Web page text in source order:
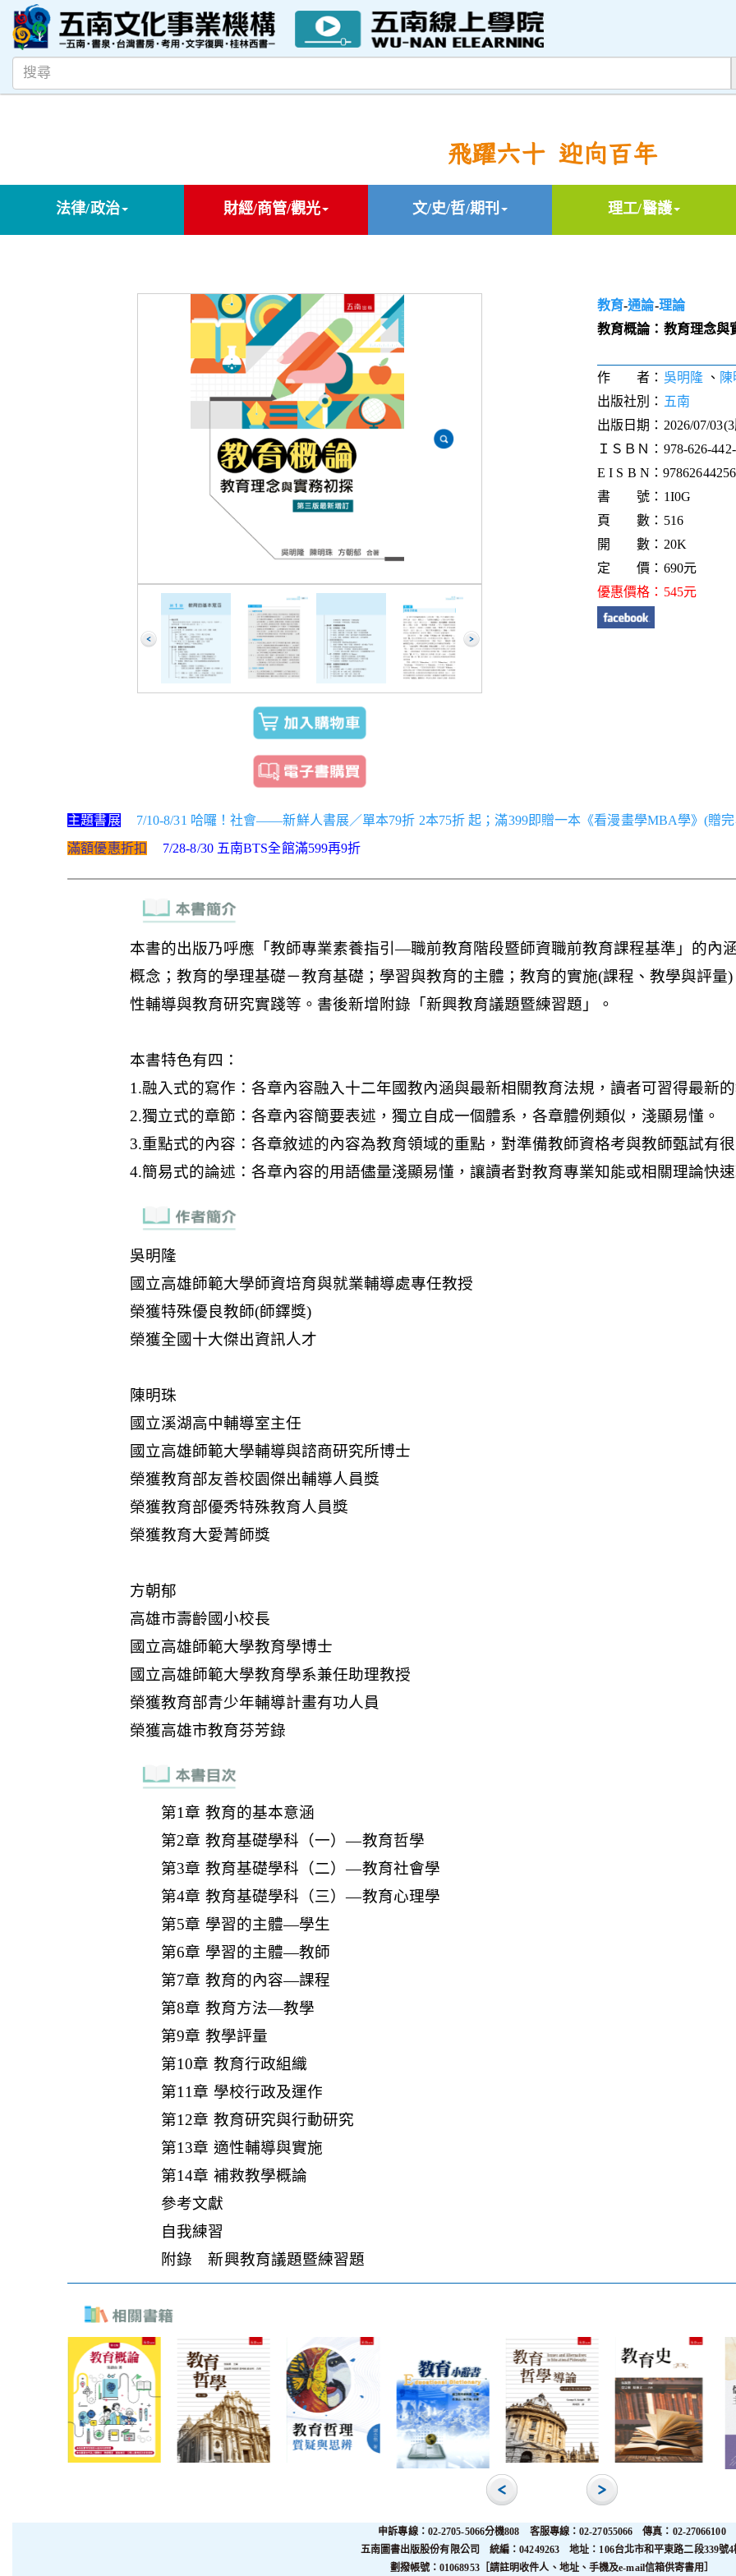
飛躍六十 迎向百年
法律/政治 財經/商管/觀光 文/史/哲/期刊 理工/醫護
教育-通論-理論
教育概論：教育理念與
作 者： 吳明隆、
出版社別： 五南
出版日期：2026/07/
ＩＳＢＮ：978-626-
E I S B N：
書 號：1I0G
頁 數：516
開 數：20K
定 價：690元
優惠價格：545元
主題書展
7/10-8/31 哈囉！社會——新鮮人書展／單本79折 2本75折 起；滿399即贈一本《看漫畫學MBA學》(贈
滿額優惠折扣
7/28-8/30 五南BTS全館滿599再9折
第1章 教育的基本意涵
第2章 教育基礎學科（一）—教育哲學
第3章 教育基礎學科（二）—教育社會學
第4章 教育基礎學科（三）—教育心理學
第5章 學習的主體—學生
第6章 學習的主體—教師
第7章 教育的內容—課程
第8章 教育方法—教學
第9章 教學評量
第10章 教育行政組織
第11章 學校行政及運作
第12章 教育研究與行動研究
第13章 適性輔導與實施
第14章 補救教學概論
參考文獻
自我練習
附錄 新興教育議題暨練習題
申訴專線：02-2705-5066分機808 客服專線：02-27055066 傳真：02-27066100
五南圖書出版股份有限公司 統編：04249263 地址：106台北市和平東路二段339號4
劃撥帳號：01068953［請註明收件人、地址、手機及e-mail信箱供寄書用］